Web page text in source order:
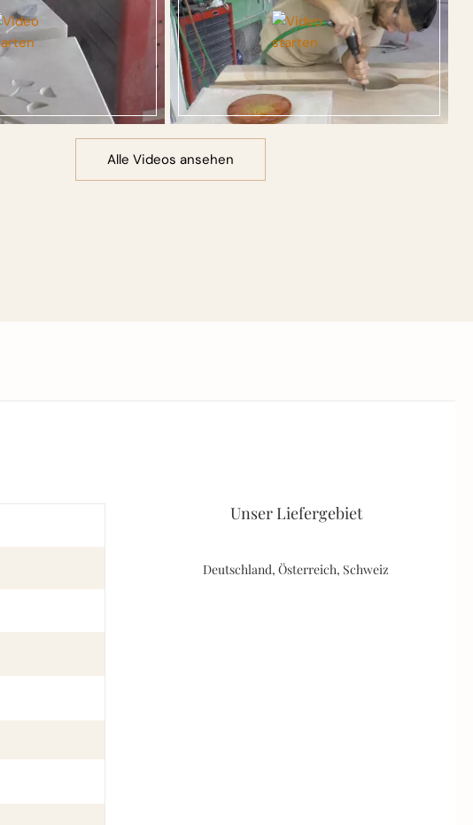
Alle Videos ansehen
Unser Liefergebiet
Deutschland, Österreich, Schweiz